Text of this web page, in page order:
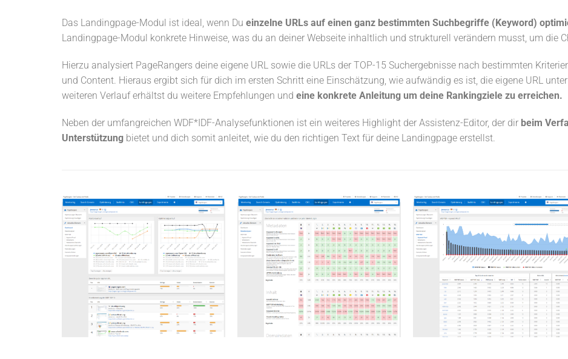
Das Landingpage-Modul ist ideal, wenn Du einzelne URLs auf einen ganz bestimmten Suchbegriffe (Keyword)
Landingpage-Modul konkrete Hinweise, was du an deiner Webseite inhaltlich und strukturell verändern musst, um die
Hierzu analysiert PageRangers deine eigene URL sowie die URLs der TOP-15 Suchergebnisse nach bestimmten
und Content. Hieraus ergibt sich für dich im ersten Schritt eine Einschätzung, wie aufwändig es ist, die eigene URL
weiteren Verlauf erhältst du weitere Empfehlungen und eine konkrete Anleitung um deine Rankingziele zu erreichen.
Neben der umfangreichen WDF*IDF-Analysefunktionen ist ein weiteres Highlight der Assistenz-Editor, der dir beim
Unterstützung bietet und dich somit anleitet, wie du den richtigen Text für deine Landingpage erstellst.
Dashboard zu jeder
Landingpage
Im Dashboard siehst du zu jeder
einzelnen Landingpage die
Entwicklung deiner URL und der
bestplatzierten Mitbewerber.
Anzeigen
Wettbewerber-
Analyse
Alle Bewertungskriterien im
Überblick. Du entdeckst dein
Optimierungspotenzial sehr
schnell.
Anzeigen
WDF*IDF
Detailanalyse
Du erfährst, welche Terme für
die Erstellung eines optimalen
Textes wichtig sind und wie der
Wettbewerb seine Texte
optimiert hat.
Anzeigen